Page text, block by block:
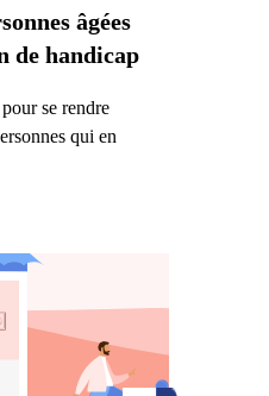
âgées
de handicap
se rendre
qui en